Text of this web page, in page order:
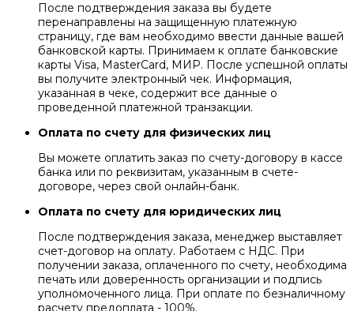
После подтверждения заказа вы будете
перенаправлены на защищенную платежную
страницу, где вам необходимо ввести данные вашей
банковской карты. Принимаем к оплате банковские
карты Visa, MasterCard, МИР. После успешной оплаты
вы получите электронный чек. Информация,
указанная в чеке, содержит все данные о
проведенной платежной транзакции.
Оплата по счету для физических лиц
Вы можете оплатить заказ по счету-договору в кассе
банка или по реквизитам, указанным в счете-
договоре, через свой онлайн-банк.
Оплата по счету для юридических лиц
После подтверждения заказа, менеджер выставляет
счет-договор на оплату. Работаем с НДС. При
получении заказа, оплаченного по счету, необходима
печать или доверенность организации и подпись
уполномоченного лица. При оплате по безналичному
расчету предоплата - 100%.